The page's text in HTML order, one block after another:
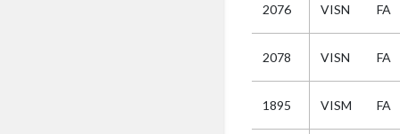
2076 VISN FA
2078 VISN FA
1895 VISM FA